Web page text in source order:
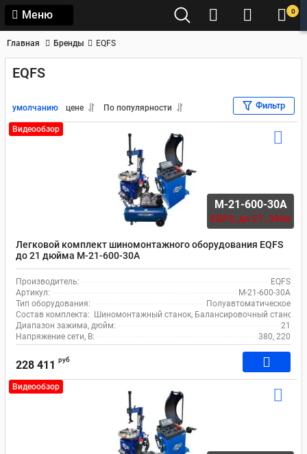
Меню 0
Главная Бренды EQFS
EQFS
умолчанию цене По популярности Фильтр
Видеообзор
M-21-600-30A
EQFS,до 21', 380в
Легковой комплект шиномонтажного оборудования EQFS
до 21 дюйма M-21-600-30A
Производитель:
EQFS
Артикул:
M-21-600-30A
Тип оборудования:
Полуавтоматическое
Состав комплекта:
Шиномонтажный станок, Балансировочный станок
Диапазон зажима, дюйм:
21
Напряжение сети, В:
380, 220
228 411 руб
Видеообзор